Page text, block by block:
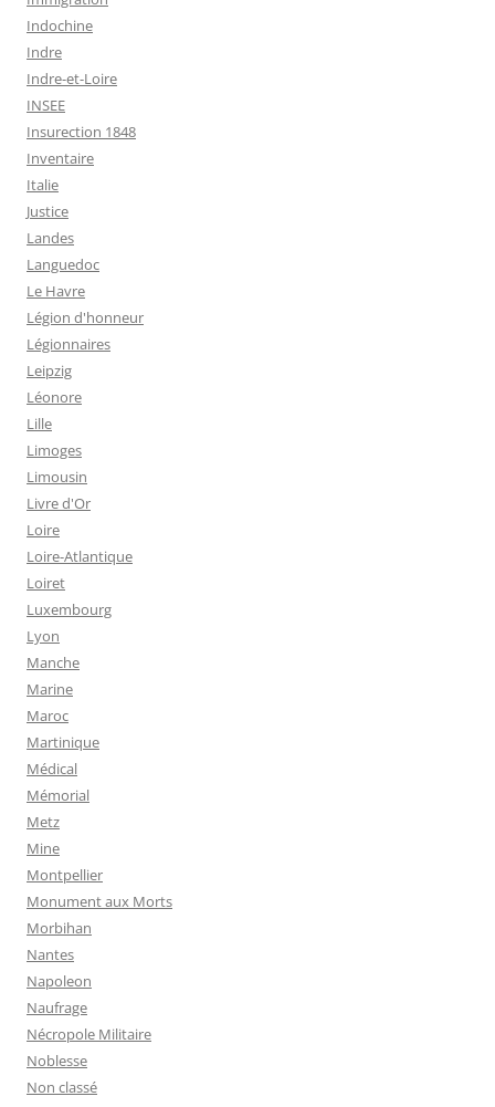
Indochine
Indre
Indre-et-Loire
INSEE
Insurection 1848
Inventaire
Italie
Justice
Landes
Languedoc
Le Havre
Légion d'honneur
Légionnaires
Leipzig
Léonore
Lille
Limoges
Limousin
Livre d'Or
Loire
Loire-Atlantique
Loiret
Luxembourg
Lyon
Manche
Marine
Maroc
Martinique
Médical
Mémorial
Metz
Mine
Montpellier
Monument aux Morts
Morbihan
Nantes
Napoleon
Naufrage
Nécropole Militaire
Noblesse
Non classé